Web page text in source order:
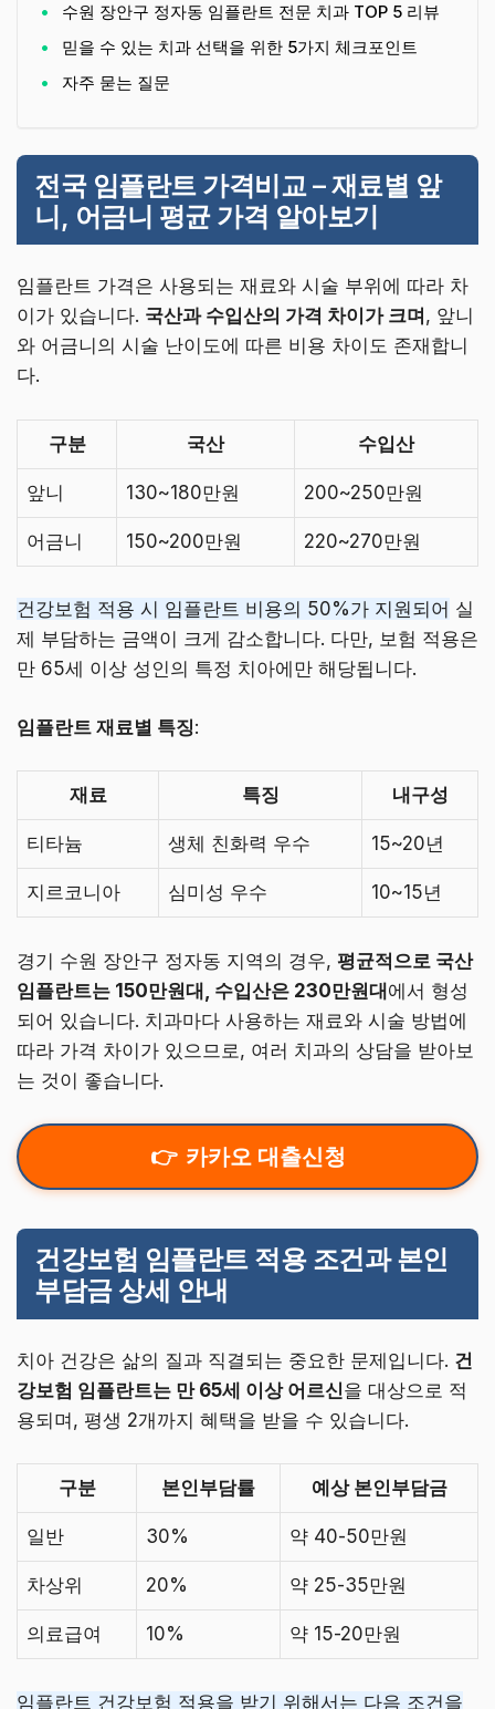
수원 장안구 정자동 임플란트 전문 치과 TOP 5 리뷰
믿을 수 있는 치과 선택을 위한 5가지 체크포인트
자주 묻는 질문
전국 임플란트 가격비교 – 재료별 앞
니, 어금니 평균 가격 알아보기
임플란트 가격은 사용되는 재료와 시술 부위에 따라 차
이가 있습니다. 국산과 수입산의 가격 차이가 크며 , 앞니
와 어금니의 시술 난이도에 따른 비용 차이도 존재합니
다.
구분 국산 수입산
앞니 130~180만원 200~250만원
어금니 150~200만원 220~270만원
건강보험 적용 시 임플란트 비용의 50%가 지원되어 실
제 부담하는 금액이 크게 감소합니다. 다만, 보험 적용은
만 65세 이상 성인의 특정 치아에만 해당됩니다.
임플란트 재료별 특징:
재료 특징 내구성
티타늄 생체 친화력 우수 15~20년
지르코니아 심미성 우수 10~15년
경기 수원 장안구 정자동 지역의 경우, 평균적으로 국산
임플란트는 150만원대, 수입산은 230만원대에서 형성
되어 있습니다. 치과마다 사용하는 재료와 시술 방법에
따라 가격 차이가 있으므로, 여러 치과의 상담을 받아보
는 것이 좋습니다.
카카오 대출신청
건강보험 임플란트 적용 조건과 본인
부담금 상세 안내
치아 건강은 삶의 질과 직결되는 중요한 문제입니다. 건
강보험 임플란트는 만 65세 이상 어르신을 대상으로 적
용되며, 평생 2개까지 혜택을 받을 수 있습니다.
구분 본인부담률 예상 본인부담금
일반 30% 약 40-50만원
차상위 20% 약 25-35만원
의료급여 10% 약 15-20만원
임플란트 건강보험 적용을 받기 위해서는 다음 조건을